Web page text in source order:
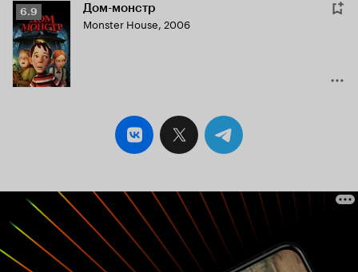
Рейтинг
Кинопоиска
6.9
6.9 Дом-монстр
Monster House, 2006